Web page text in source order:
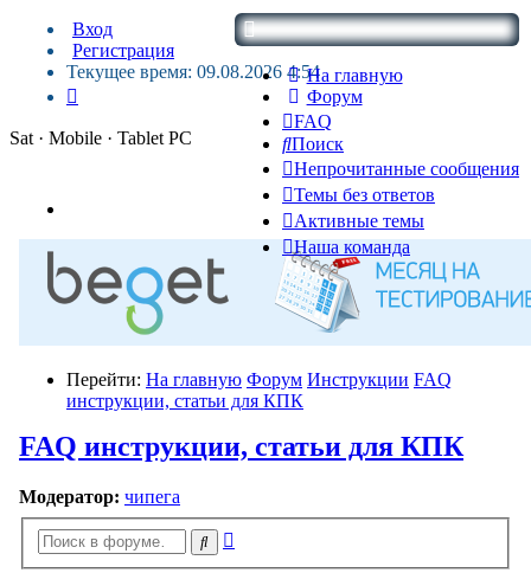
На главную
Форум
FAQ
Поиск
Непрочитанные сообщения
Темы без ответов
Активные темы
Наша команда
Вход
Регистрация
Текущее время: 09.08.2026 4:54
Sat · Mobile · Tablet PC
Перейти: На главную Форум Инструкции FAQ
инструкции, статьи для КПК
FAQ инструкции, статьи для КПК
Модератор: чипега
Поиск